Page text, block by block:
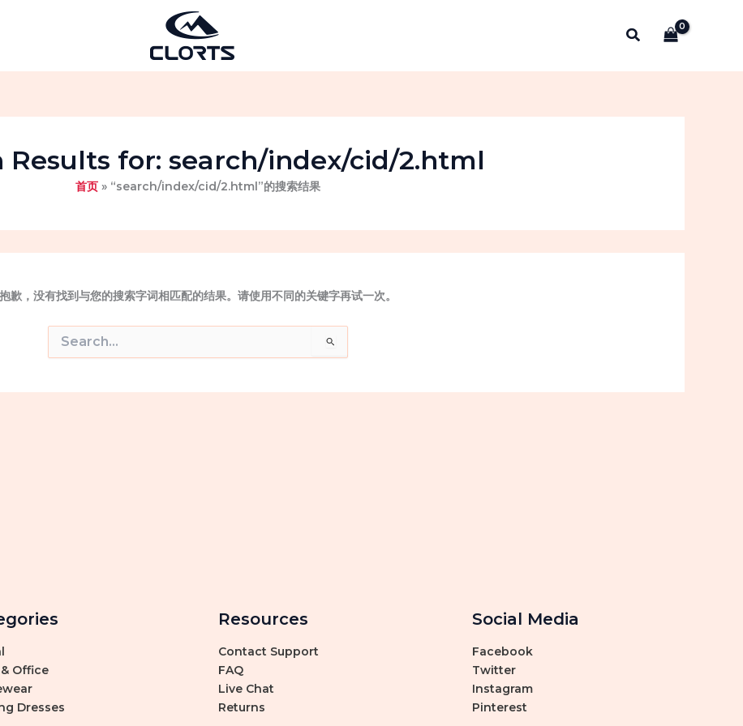
搜
Results for: search/index/cid/2.html
首页 “search/index/cid/2.html”的搜索结果
抱歉，没有找到与您的搜索字词相匹配的结果。请使用不同的关键字再试一次。
索：
Office
Dresses
Resources
Contact Support
FAQ
Live Chat
Returns
Social Media
Facebook
Twitter
Instagram
Pinterest